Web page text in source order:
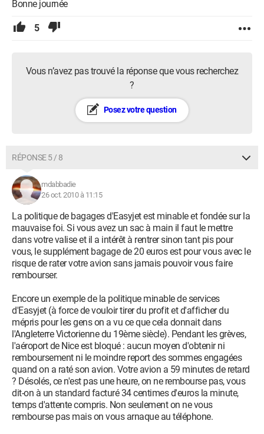
Bonne journée
5
Vous n’avez pas trouvé la réponse que vous recherchez
?
Posez votre question
RÉPONSE 5 / 8
mdabbadie
26 oct. 2010 à 11:15
La politique de bagages d'Easyjet est minable et fondée sur la
mauvaise foi. Si vous avez un sac à main il faut le mettre
dans votre valise et il a intérêt à rentrer sinon tant pis pour
vous, le supplément bagage de 20 euros est pour vous avec le
risque de rater votre avion sans jamais pouvoir vous faire
rembourser.
Encore un exemple de la politique minable de services
d'Easyjet (à force de vouloir tirer du profit et d'afficher du
mépris pour les gens on a vu ce que cela donnait dans
l'Angleterre Victorienne du 19ème siècle). Pendant les grèves,
l'aéroport de Nice est bloqué : aucun moyen d'obtenir ni
remboursement ni le moindre report des sommes engagées
quand on a raté son avion. Votre avion a 59 minutes de retard
? Désolés, ce n'est pas une heure, on ne rembourse pas, vous
dit-on à un standard facturé 34 centimes d'euros la minute,
temps d'attente compris. Non seulement on ne vous
rembourse pas mais on vous arnaque au téléphone.